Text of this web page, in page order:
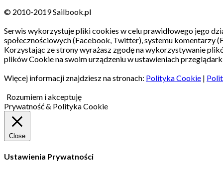
© 2010-2019 Sailbook.pl
Serwis wykorzystuje pliki cookies w celu prawidłowego jego
społecznościowych (Facebook, Twitter), systemu komentarzy
Korzystając ze strony wyrażasz zgodę na wykorzystywanie
plików Cookie na swoim urządzeniu w ustawieniach
Więcej informacji znajdziesz na stronach: Polityka Cookie |
Rozumiem i akceptuję
Prywatność & Polityka Cookie
Close
Ustawienia Prywatności